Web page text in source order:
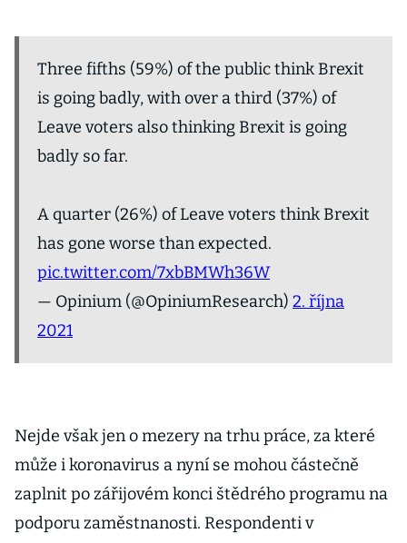
Three fifths (59%) of the public think Brexit
is going badly, with over a third (37%) of
Leave voters also thinking Brexit is going
badly so far.
A quarter (26%) of Leave voters think Brexit
has gone worse than expected.
pic.twitter.com/7xbBMWh36W
— Opinium (@OpiniumResearch) 2. října
2021
Nejde však jen o mezery na trhu práce, za které
může i koronavirus a nyní se mohou částečně
zaplnit po zářijovém konci štědrého programu na
podporu zaměstnanosti. Respondenti v